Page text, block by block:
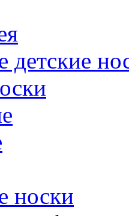
детские
носки